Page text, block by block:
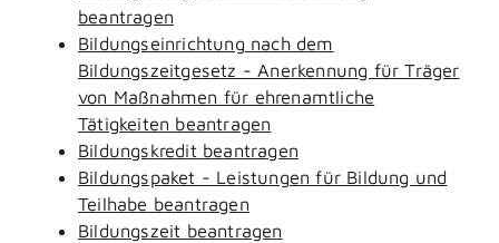
beantragen
Bildungseinrichtung nach dem
Bildungszeitgesetz - Anerkennung für Träger
von Maßnahmen für ehrenamtliche
Tätigkeiten beantragen
Bildungskredit beantragen
Bildungspaket - Leistungen für Bildung und
Teilhabe beantragen
Bildungszeit beantragen